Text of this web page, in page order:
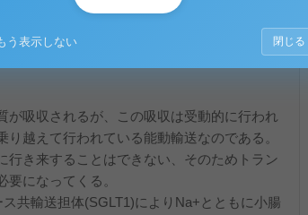
吸収されるが、この吸収は受動的に行われ
越えて行われている能動輸送なのである。
行き来することはできない、そのためトラン
になってくる。
共輸送担体(SGLT1)によりNa+とともに小腸
う表示しない 閉じる